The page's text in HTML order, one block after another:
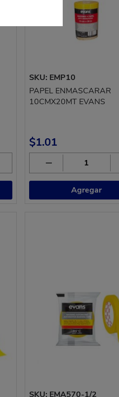
SKU: EMP10
PAPEL ENMASCARAR
10CMX20MT EVANS
$1.01
Agregar
SKU: EMA570-1/2